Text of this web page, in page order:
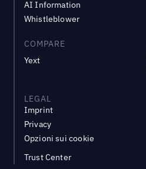
AI Information
Whistleblower
COMPARE
Yext
LEGAL
Imprint
Privacy
Opzioni sui cookie
Trust Center